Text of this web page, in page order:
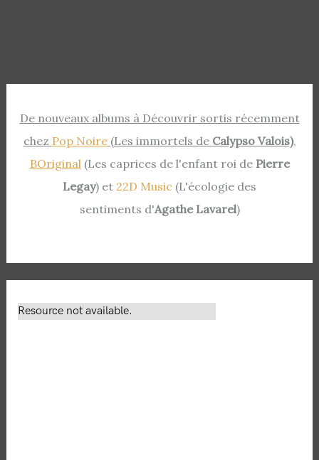
De nouveaux albums à Découvrir sortis récemment
chez Pop Noire(Les immortels de Calypso Valois),
BOriginal (Les caprices de l'enfant roi de Pierre
Legay) et 22D Music (L'écologie des
sentiments d'Agathe Lavarel)